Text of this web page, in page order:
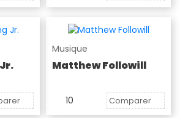
Musique
Matthew Followill
10 Comparer